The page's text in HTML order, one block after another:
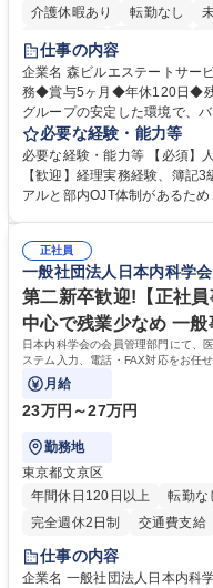
介護休暇あり 転勤なし
経験者歓迎
完全週休2日制
交通費支給
仕事の内容
企業名 森ビルエステートサービス株式会社 求人名
務◆賞与5ヶ月◆年休120日◆残業少なめ
グループの安定した環境で、
をお任せします。 労務と総務
度改定などのコア業務にも挑戦で
理、給与計算、社会保険手続
き、社内規定の改定や人事制
でも質問・相談できる環境が整
集職種 【森ビルG】人事・
リモート可
必要な経験・能力等
必要な経験・能力等 【必須】
【歓迎】経理実務経験、簿記
アルと部内OJT体制があるた
務に挑戦できるため、自身の
きます。 残業少なめ、週1日
ち長期活躍できる環境です。
キャリアを築きたい」という前
歴・資格 学歴：大学院 大学
簿記検定1級 日商簿記検定2級
正社員
一般社団法人日本内科学会
第二新卒歓迎!【正社
中心で残業少なめ 一般
日本内科学会の会員管理部門にて、
ステム入力、電話・FAX対応をお任
などにも幅広く携わっていただきます
月給
23万円～27万円
勤務地
東京都文京区
年間休日120日以上
転勤な
完全週休2日制
交通費支給
仕事の内容
企業名 一般社団法人日本内科学会 求人名 第二新卒歓迎！【正社